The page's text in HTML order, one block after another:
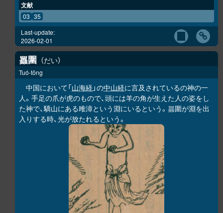
文献
03 35
Last-update:
2026-02-01
𧕛圍 だい
Tuó-tōng
中国において「山海経 」の中山経に言及されているの神の一
人。手足の爪が虎のもので、頭には羊の角が生えた人の姿をし
た神で、驕山にある雎漳という淵にいるという。 𧕛圍が淵を出
入りする時、光が放たれるという。